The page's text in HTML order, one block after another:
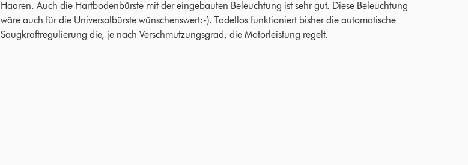
Haaren. Auch die Hartbodenbürste mit der eingebauten Beleuchtung ist sehr gut. Diese Beleuchtung
wäre auch für die Universalbürste wünschenswert:-). Tadellos funktioniert bisher die automatische
Saugkraftregulierung die, je nach Verschmutzungsgrad, die Motorleistung regelt.